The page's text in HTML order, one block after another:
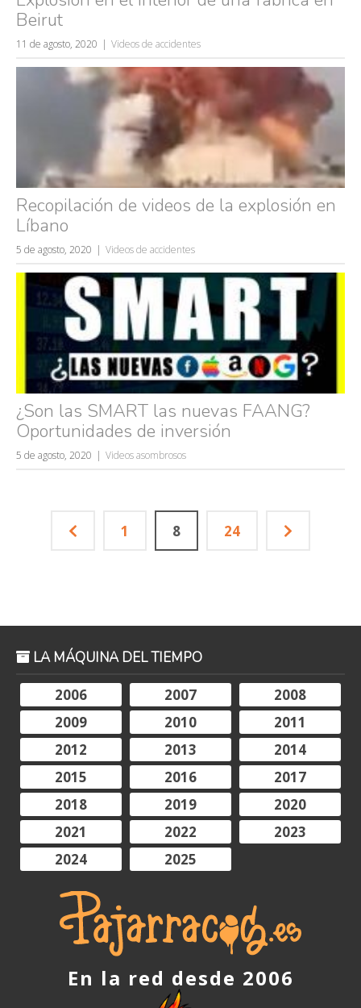
Beirut
11 de agosto, 2020 Videos de accidentes
Recopilación de videos de la explosión en
Líbano
5 de agosto, 2020 Videos de accidentes
¿Son las SMART las nuevas FAANG?
Oportunidades de inversión
5 de agosto, 2020 Videos asombrosos
1 8 24
LA MÁQUINA DEL TIEMPO
2006
2007
2008
2009
2010
2011
2012
2013
2014
2015
2016
2017
2018
2019
2020
2021
2022
2023
2024
2025
En la red desde 2006